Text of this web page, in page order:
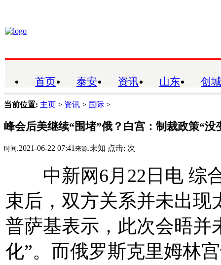
首页 泰安 资讯 山东 创城
当前位置: 主页 > 资讯 > 国际 >
峰会后美继续“围堵”俄？白宫：制裁政策“没
时间:2021-06-22 07:41 来源:未知 点击: 次
中新网6月22日电 综
束后，双方关系并未出现
普萨基表示，此次会晤并
化”。而俄罗斯克里姆林